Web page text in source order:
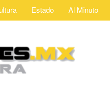
Estado Al Minuto